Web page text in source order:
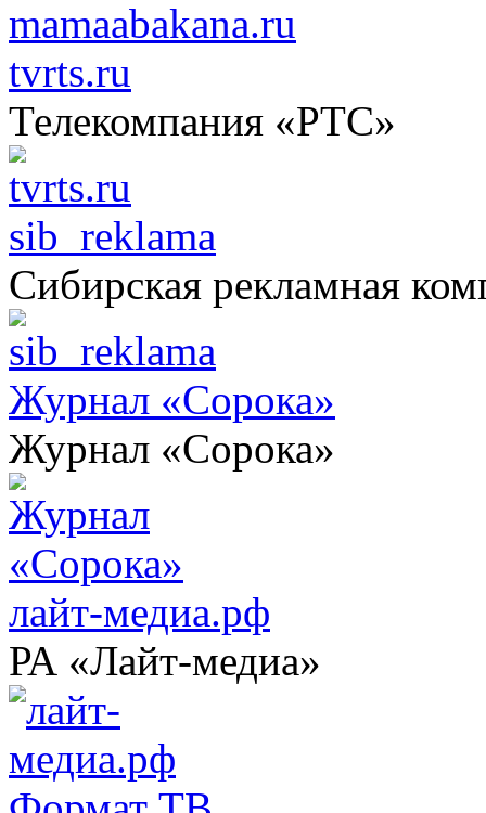
tvrts.ru
Телекомпания «РТС»
sib_reklama
Сибирская рекламная
Журнал «Сорока»
Журнал «Сорока»
лайт-медиа.рф
РА «Лайт-медиа»